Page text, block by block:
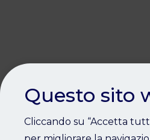
Questo sito
Cliccando su “Accetta